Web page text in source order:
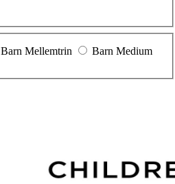
Barn Mellemtrin
Barn Medium